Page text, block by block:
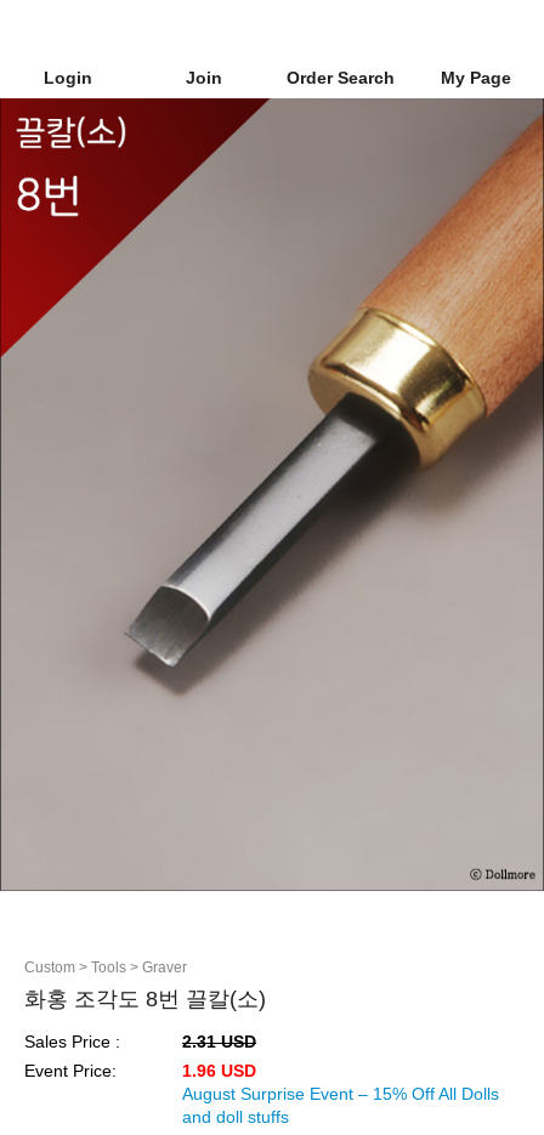
Login Join Order Search My Page
Custom > Tools > Graver
화홍 조각도 8번 끌칼(소)
Sales Price :
2.31 USD
Event Price:
1.96 USD
August Surprise Event – 15% Off All Dolls
and doll stuffs